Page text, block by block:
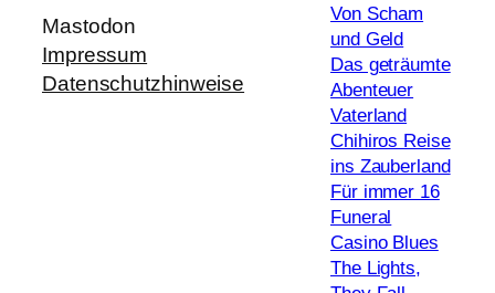
Mastodon
Impressum
Datenschutzhinweise
Von Scham
und Geld
Das geträumte
Abenteuer
Vaterland
Chihiros Reise
ins Zauberland
Für immer 16
Funeral
Casino Blues
The Lights,